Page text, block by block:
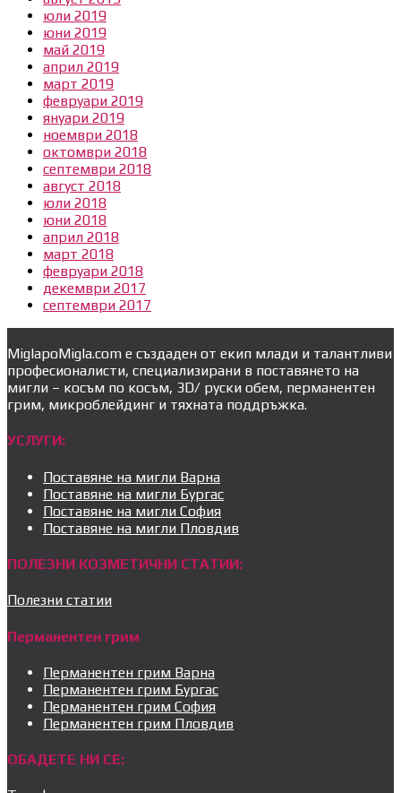
юли 2019
юни 2019
май 2019
април 2019
март 2019
февруари 2019
януари 2019
ноември 2018
октомври 2018
септември 2018
август 2018
юли 2018
юни 2018
април 2018
март 2018
февруари 2018
декември 2017
септември 2017
MiglapoMigla.com е създаден от екип млади и талантливи
професионалисти, специализирани в поставянето на
мигли – косъм по косъм, 3D/ руски обем, перманентен
грим, микроблейдинг и тяхната поддръжка.
УСЛУГИ:
Поставяне на мигли Варна
Поставяне на мигли Бургас
Поставяне на мигли София
Поставяне на мигли Пловдив
ПОЛЕЗНИ КОЗМЕТИЧНИ СТАТИИ:
Полезни статии
Перманентен грим
Перманентен грим Варна
Перманентен грим Бургас
Перманентен грим София
Перманентен грим Пловдив
ОБАДЕТЕ НИ СЕ: